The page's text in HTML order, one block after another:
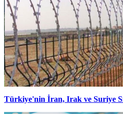
Türkiye'nin İran, Irak ve Suriye